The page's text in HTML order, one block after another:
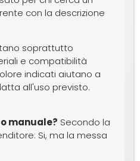
con la descrizione
soprattutto
e compatibilità
indicati aiutano a
all'uso previsto.
manuale? Secondo la
Si, ma la messa